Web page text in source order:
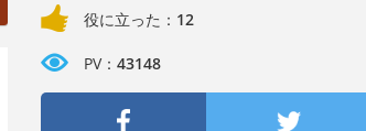
役に立った： 12
PV： 43148